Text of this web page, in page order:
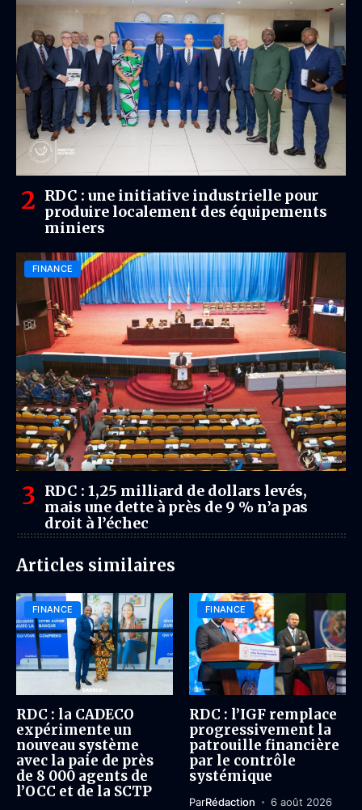
RDC : une initiative industrielle pour
produire localement des équipements
miniers
FINANCE
RDC : 1,25 milliard de dollars levés,
mais une dette à près de 9 % n’a pas
droit à l’échec
Articles similaires
FINANCE
RDC : la CADECO
expérimente un
nouveau système
avec la paie de près
de 8 000 agents de
l’OCC et de la SCTP
FINANCE
RDC : l’IGF remplace
progressivement la
patrouille financière
par le contrôle
systémique
ParRédaction 6 août 2026